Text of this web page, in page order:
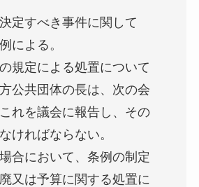
すべき事件に関して
による。
定による処置について
公共団体の長は、次の会
れを議会に報告し、その
ければならない。
において、条例の制定
又は予算に関する処置に